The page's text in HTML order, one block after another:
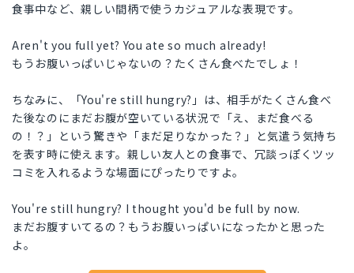
食事中など、親しい間柄で使うカジュアルな表現です。
Aren't you full yet? You ate so much already!
もうお腹いっぱいじゃないの？たくさん食べたでしょ！
ちなみに、「You're still hungry?」は、相手がたくさん食べ
た後なのにまだお腹が空いている状況で「え、まだ食べる
の！？」という驚きや「まだ足りなかった？」と気遣う気持ち
を表す時に使えます。親しい友人との食事で、冗談っぽくツッ
コミを入れるような場面にぴったりですよ。
You're still hungry? I thought you'd be full by now.
まだお腹すいてるの？もうお腹いっぱいになったかと思った
よ。